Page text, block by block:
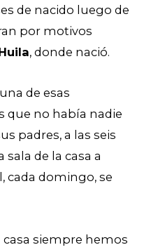
de nacido luego de
por motivos
, donde nació.
de esas
que no había nadie
padres, a las seis
sala de la casa a
cada domingo, se
casa siempre hemos